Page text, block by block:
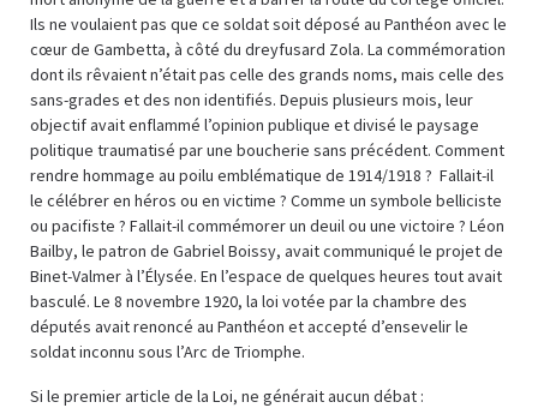
Ils ne voulaient pas que ce soldat soit déposé au Panthéon avec le
cœur de Gambetta, à côté du dreyfusard Zola. La commémoration
dont ils rêvaient n’était pas celle des grands noms, mais celle des
sans-grades et des non identifiés. Depuis plusieurs mois, leur
objectif avait enflammé l’opinion publique et divisé le paysage
politique traumatisé par une boucherie sans précédent. Comment
rendre hommage au poilu emblématique de 1914/1918 ? Fallait-il
le célébrer en héros ou en victime ? Comme un symbole belliciste
ou pacifiste ? Fallait-il commémorer un deuil ou une victoire ? Léon
Bailby, le patron de Gabriel Boissy, avait communiqué le projet de
Binet-Valmer à l’Élysée. En l’espace de quelques heures tout avait
basculé. Le 8 novembre 1920, la loi votée par la chambre des
députés avait renoncé au Panthéon et accepté d’ensevelir le
soldat inconnu sous l’Arc de Triomphe.
Si le premier article de la Loi, ne générait aucun débat :